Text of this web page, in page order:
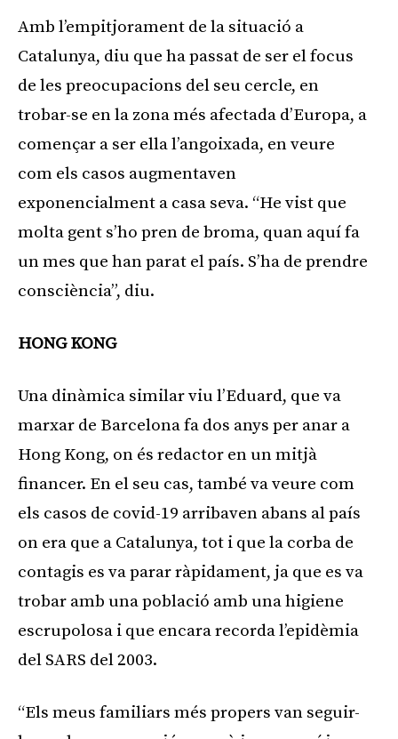
Amb l’empitjorament de la situació a
Catalunya, diu que ha passat de ser el focus
de les preocupacions del seu cercle, en
trobar-se en la zona més afectada d’Europa, a
començar a ser ella l’angoixada, en veure
com els casos augmentaven
exponencialment a casa seva. “He vist que
molta gent s’ho pren de broma, quan aquí fa
un mes que han parat el país. S’ha de prendre
consciència”, diu.
HONG KONG
Una dinàmica similar viu l’Eduard, que va
marxar de Barcelona fa dos anys per anar a
Hong Kong, on és redactor en un mitjà
financer. En el seu cas, també va veure com
els casos de covid-19 arribaven abans al país
on era que a Catalunya, tot i que la corba de
contagis es va parar ràpidament, ja que es va
trobar amb una població amb una higiene
escrupolosa i que encara recorda l’epidèmia
del SARS del 2003.
“Els meus familiars més propers van seguir-